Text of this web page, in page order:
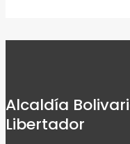
Alcaldía
Libertador